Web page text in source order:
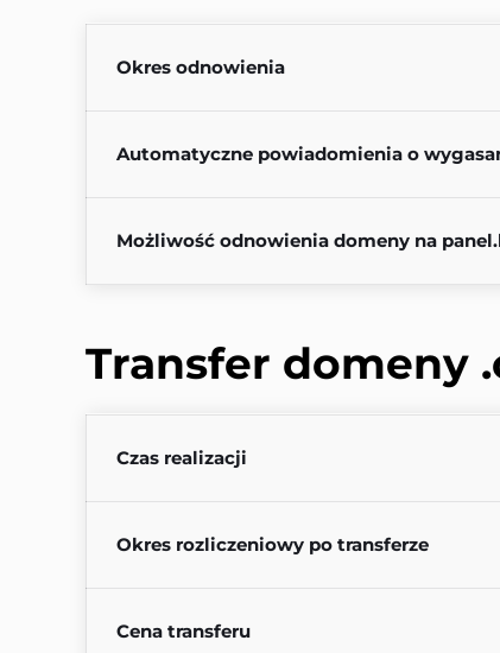
Okres odnowienia
Automatyczne powiadomienia o
Możliwość odnowienia domeny na
Transfer domeny
Czas realizacji
Okres rozliczeniowy po transferze
Cena transferu